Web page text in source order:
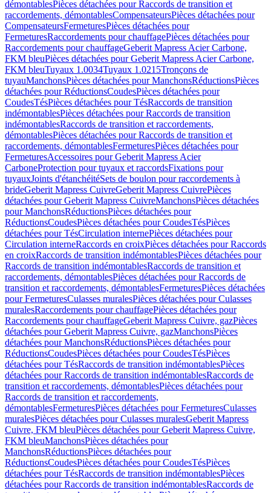
démontablesPièces détachées pour Raccords de transition et
raccordements, démontablesCompensateursPièces détachées pour
CompensateursFermeturesPièces détachées pour
FermeturesRaccordements pour chauffagePièces détachées pour
Raccordements pour chauffageGeberit Mapress Acier Carbone,
FKM bleuPièces détachées pour Geberit Mapress Acier Carbone,
FKM bleuTuyaux 1.0034Tuyaux 1.0215Tronçons de
tuyauManchonsPièces détachées pour ManchonsRéductionsPièces
détachées pour RéductionsCoudesPièces détachées pour
CoudesTésPièces détachées pour TésRaccords de transition
indémontablesPièces détachées pour Raccords de transition
indémontablesRaccords de transition et raccordements,
démontablesPièces détachées pour Raccords de transition et
raccordements, démontablesFermeturesPièces détachées pour
FermeturesAccessoires pour Geberit Mapress Acier
CarboneProtection pour tuyaux et raccordsFixations pour
tuyauxJoints d'étanchéitéSets de boulon pour raccordements à
brideGeberit Mapress CuivreGeberit Mapress CuivrePièces
détachées pour Geberit Mapress CuivreManchonsPièces détachées
pour ManchonsRéductionsPièces détachées pour
RéductionsCoudesPièces détachées pour CoudesTésPièces
détachées pour TésCirculation internePièces détachées pour
Circulation interneRaccords en croixPièces détachées pour Raccords
en croixRaccords de transition indémontablesPièces détachées pour
Raccords de transition indémontablesRaccords de transition et
raccordements, démontablesPièces détachées pour Raccords de
transition et raccordements, démontablesFermeturesPièces détachées
pour FermeturesCulasses muralesPièces détachées pour Culasses
muralesRaccordements pour chauffagePièces détachées pour
Raccordements pour chauffageGeberit Mapress Cuivre, gazPièces
détachées pour Geberit Mapress Cuivre, gazManchonsPièces
détachées pour ManchonsRéductionsPièces détachées pour
RéductionsCoudesPièces détachées pour CoudesTésPièces
détachées pour TésRaccords de transition indémontablesPièces
détachées pour Raccords de transition indémontablesRaccords de
transition et raccordements, démontablesPièces détachées pour
Raccords de transition et raccordements,
démontablesFermeturesPièces détachées pour FermeturesCulasses
muralesPièces détachées pour Culasses muralesGeberit Mapress
Cuivre, FKM bleuPièces détachées pour Geberit Mapress Cuivre,
FKM bleuManchonsPièces détachées pour
ManchonsRéductionsPièces détachées pour
RéductionsCoudesPièces détachées pour CoudesTésPièces
détachées pour TésRaccords de transition indémontablesPièces
détachées pour Raccords de transition indémontablesRaccords de